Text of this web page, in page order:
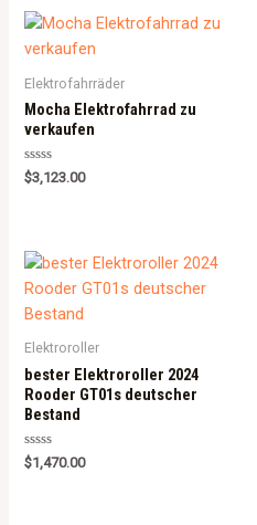
Elektrofahrräder
Mocha Elektrofahrrad zu
verkaufen
Rated
0
$3,123.00
Elektroroller
bester Elektroroller 2024
Rooder GT01s deutscher
Bestand
Rated
0
$1,470.00